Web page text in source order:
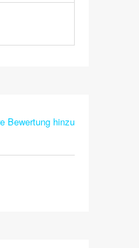
Bewertung hinzu